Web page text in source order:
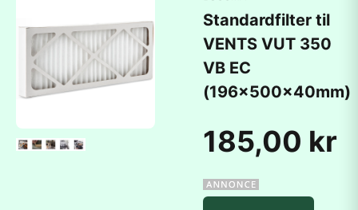
Standardfilter til
VENTS VUT 350
VB EC
(196x500x40mm)
185,00 kr